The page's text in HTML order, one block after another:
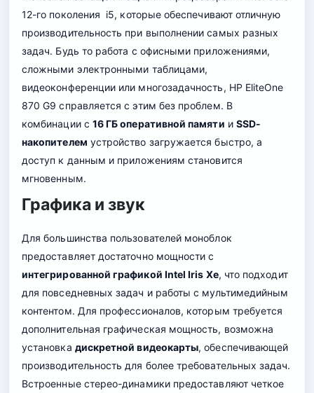
12-го поколения i5, которые обеспечивают отличную
производительность при выполнении самых разных
задач. Будь то работа с офисными приложениями,
сложными электронными таблицами,
видеоконференции или многозадачность, HP EliteOne
870 G9 справляется с этим без проблем. В
комбинации с 16 ГБ оперативной памяти и SSD-
накопителем устройство загружается быстро, а
доступ к данным и приложениям становится
мгновенным.
Графика и звук
Для большинства пользователей моноблок
предоставляет достаточно мощности с
интегрированной графикой Intel Iris Xe, что подходит
для повседневных задач и работы с мультимедийным
контентом. Для профессионалов, которым требуется
дополнительная графическая мощность, возможна
установка дискретной видеокарты, обеспечивающей
производительность для более требовательных задач.
Встроенные стерео-динамики предоставляют четкое